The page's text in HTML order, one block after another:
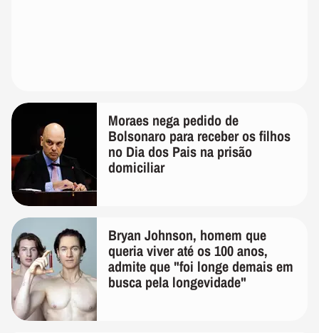
Moraes nega pedido de
Bolsonaro para receber os filhos
no Dia dos Pais na prisão
domiciliar
Bryan Johnson, homem que
queria viver até os 100 anos,
admite que "foi longe demais em
busca pela longevidade"